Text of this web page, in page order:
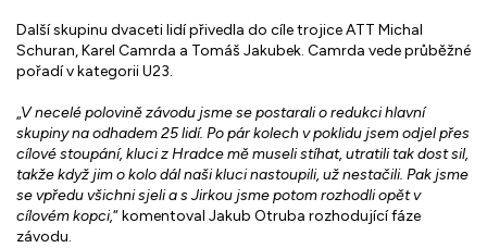
Další skupinu dvaceti lidí přivedla do cíle trojice ATT Michal
Schuran, Karel Camrda a Tomáš Jakubek. Camrda vede průběžné
pořadí v kategorii U23.
„V necelé polovině závodu jsme se postarali o redukci hlavní
skupiny na odhadem 25 lidí. Po pár kolech v poklidu jsem odjel přes
cílové stoupání, kluci z Hradce mě museli stíhat, utratili tak dost sil,
takže když jim o kolo dál naši kluci nastoupili, už nestačili. Pak jsme
se vpředu všichni sjeli a s Jirkou jsme potom rozhodli opět v
cílovém kopci,“ komentoval Jakub Otruba rozhodující fáze
závodu.